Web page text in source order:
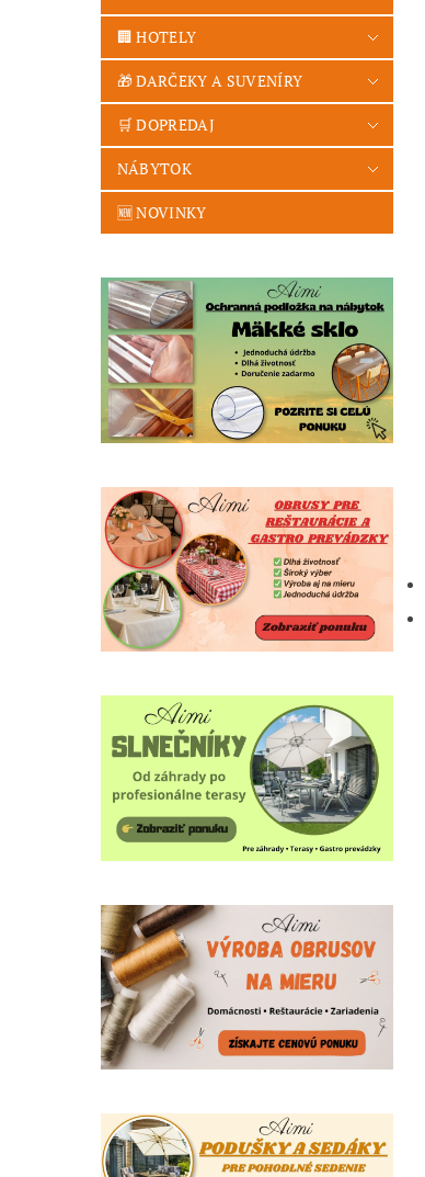
🏢 HOTELY
🎁 DARČEKY A SUVENÍRY
🛒 DOPREDAJ
NÁBYTOK
🆕 NOVINKY